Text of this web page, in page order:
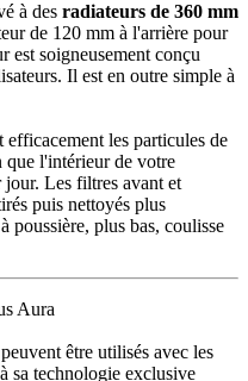
à des radiateurs de 360 mm
de 120 mm à l'arrière pour
est soigneusement conçu
Il est en outre simple à
efficacement les particules de
l'intérieur de votre
jour. Les filtres avant et
puis nettoyés plus
poussière, plus bas, coulisse
Aura
peuvent être utilisés avec les
sa technologie exclusive